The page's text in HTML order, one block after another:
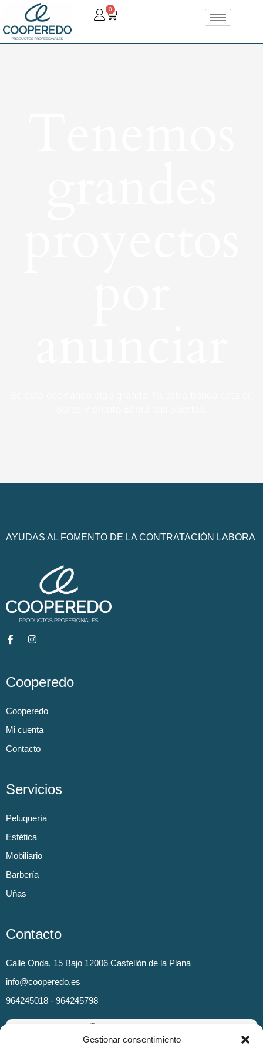
Gestionar consentimiento
0
AYUDAS AL FOMENTO DE LA CONTRATACIÓN LABORA
Cooperedo
Cooperedo
Mi cuenta
Contacto
Servicios
Peluquería
Estética
Mobiliario
Barbería
Uñas
Contacto
Calle Onda, 15 Bajo 12006 Castellón de la Plana
info@cooperedo.es
964245018 - 964245798